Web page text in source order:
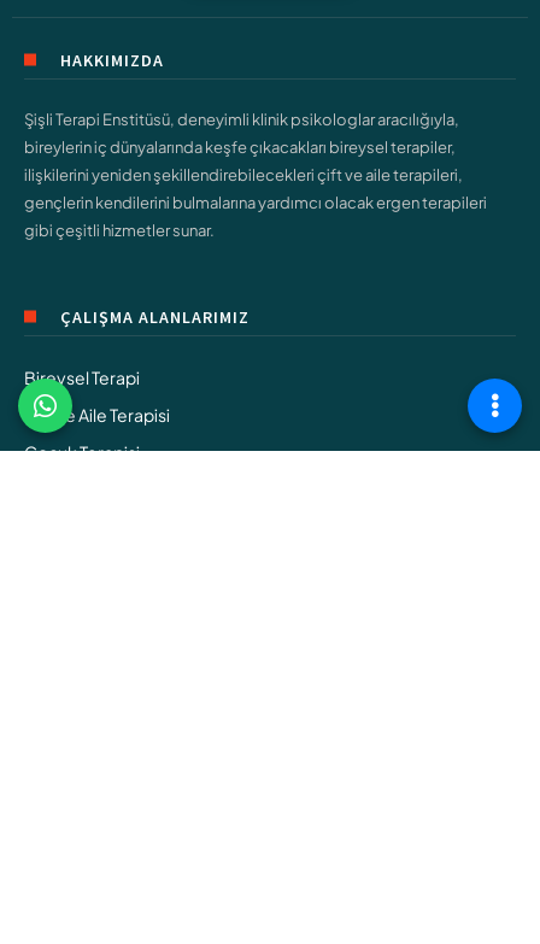
HAKKIMIZDA
Şişli Terapi Enstitüsü, deneyimli klinik psikologlar aracılığıyla,
bireylerin iç dünyalarında keşfe çıkacakları bireysel terapiler,
ilişkilerini yeniden şekillendirebilecekleri çift ve aile terapileri,
gençlerin kendilerini bulmalarına yardımcı olacak ergen terapileri
gibi çeşitli hizmetler sunar.
ÇALIŞMA ALANLARIMIZ
Bireysel Terapi
Çift ve Aile Terapisi
Çocuk Terapisi